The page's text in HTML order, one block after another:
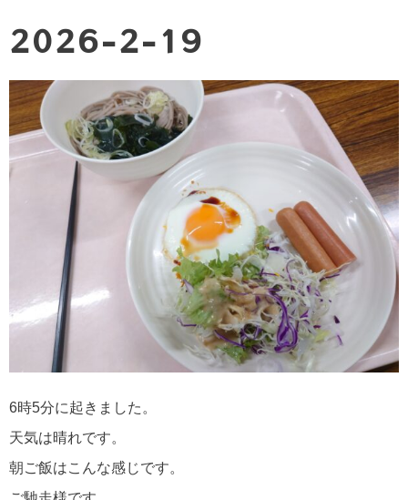
2026-2-19
6時5分に起きました。
天気は晴れです。
朝ご飯はこんな感じです。